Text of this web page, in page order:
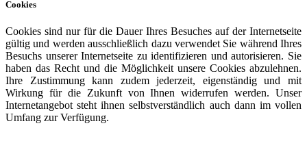
Cookies
Cookies sind nur für die Dauer Ihres Besuches auf der Internetseite
gültig und werden ausschließlich dazu verwendet Sie während Ihres
Besuchs unserer Internetseite zu identifizieren und autorisieren. Sie
haben das Recht und die Möglichkeit unsere Cookies abzulehnen.
Ihre Zustimmung kann zudem jederzeit, eigenständig und mit
Wirkung für die Zukunft von Ihnen widerrufen werden. Unser
Internetangebot steht ihnen selbstverständlich auch dann im vollen
Umfang zur Verfügung.